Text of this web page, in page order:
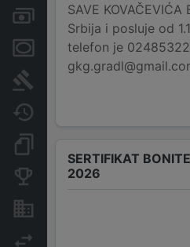
Računi i blokade
Menice i zaloge
Dokumenti i objave
Konkurentske kompanije
SAVE
Srbija i posluje od
telefon je
SERTIFIKAT
2026